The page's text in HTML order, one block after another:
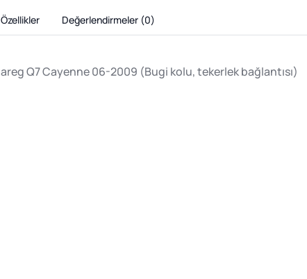
Değerlendirmeler (0)
Q7 Cayenne 06-2009 (Bugi kolu, tekerlek bağlantısı)